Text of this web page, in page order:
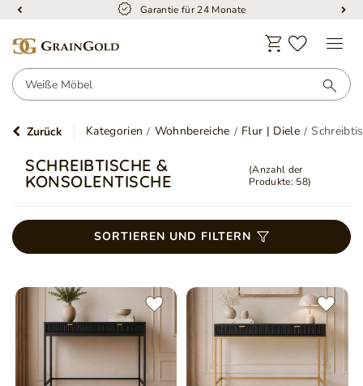
Garantie für 24 Monate
Zurück Kategorien Wohnbereiche Flur | Diele
SCHREIBTISCHE &
KONSOLENTISCHE
(Anzahl der
Produkte: 58)
SORTIEREN UND FILTERN